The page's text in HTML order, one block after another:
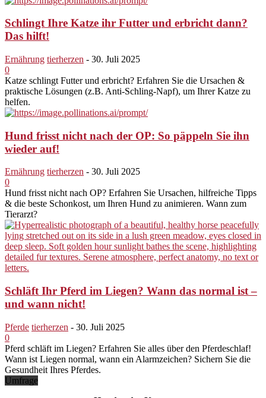
Schlingt Ihre Katze ihr Futter und erbricht dann?
Das hilft!
Ernährung tierherzen - 30. Juli 2025
0
Katze schlingt Futter und erbricht? Erfahren Sie die Ursachen &
praktische Lösungen (z.B. Anti-Schling-Napf), um Ihrer Katze zu
helfen.
Hund frisst nicht nach der OP: So päppeln Sie ihn
wieder auf!
Ernährung tierherzen - 30. Juli 2025
0
Hund frisst nicht nach OP? Erfahren Sie Ursachen, hilfreiche Tipps
& die beste Schonkost, um Ihren Hund zu animieren. Wann zum
Tierarzt?
Schläft Ihr Pferd im Liegen? Wann das normal ist –
und wann nicht!
Pferde tierherzen - 30. Juli 2025
0
Pferd schläft im Liegen? Erfahren Sie alles über den Pferdeschlaf!
Wann ist Liegen normal, wann ein Alarmzeichen? Sichern Sie die
Gesundheit Ihres Pferdes.
Umfrage